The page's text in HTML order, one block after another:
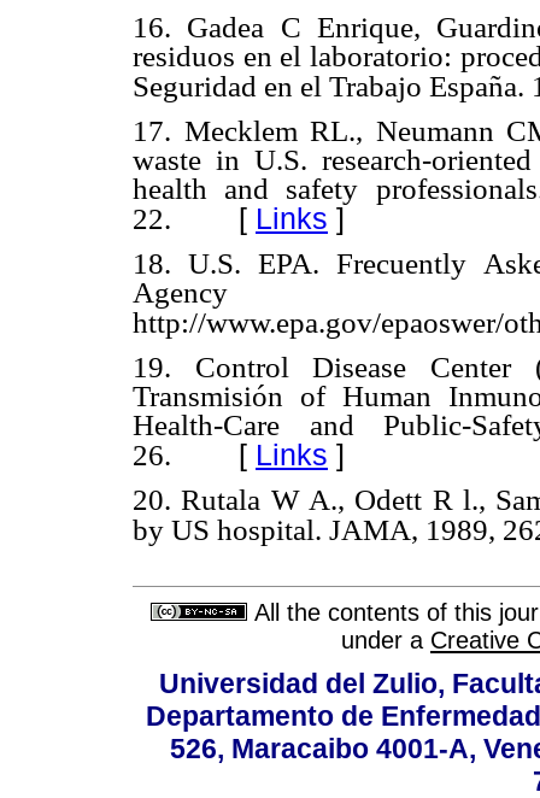
16. Gadea C Enrique,
residuos en el laboratorio:
Seguridad en el Trabajo España.
17. Mecklem RL., Neumann
waste in U.S. research-
health and safety
22. [ Links ]
18. U.S. EPA. Frecuently
Agency
http://www.epa.gov/epaoswer/
19. Control Disease Center
Transmisión of Human
Health-Care and Public-
26. [ Links ]
20. Rutala W A., Odett R l.,
by US hospital. JAMA, 1989,
All the contents of this
under a Creative
Universidad del Zulio,
Departamento de
526, Maracaibo 4001-A,